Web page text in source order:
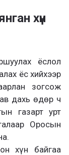
хүн
ёслол
ёс хийхээр
зогсож
дахь өдөр ч
газарт урт
Оросын
хүн байгаа